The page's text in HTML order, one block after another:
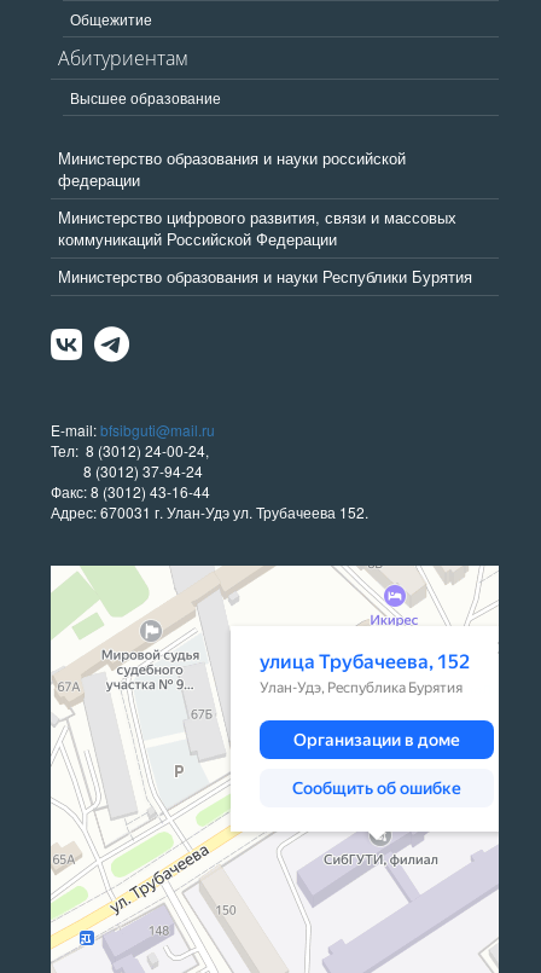
Общежитие
Абитуриентам
Высшее образование
Министерство образования и науки российской
федерации
Министерство цифрового развития, связи и массовых
коммуникаций Российской Федерации
Министерство образования и науки Республики Бурятия
E-mail:bfsibguti@mail.ru
Тел: 8 (3012) 24-00-24,
8 (3012) 37-94-24
Факс: 8 (3012) 43-16-44
Адрес: 670031 г. Улан-Удэ ул. Трубачеева 152.
Улан‑Удэ
Улица Трубачеева, 152 — Яндекс Карты